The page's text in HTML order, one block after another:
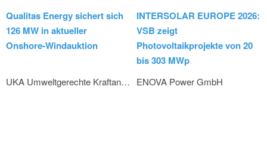
Qualitas Energy sichert sich
126 MW in aktueller
Onshore‑Windauktion
INTERSOLAR EUROPE 2026:
VSB zeigt
Photovoltaikprojekte von 20
bis 303 MWp
UKA Umweltgerechte Kraftanlagen GmbH & Co. KG ENOVA Power GmbH